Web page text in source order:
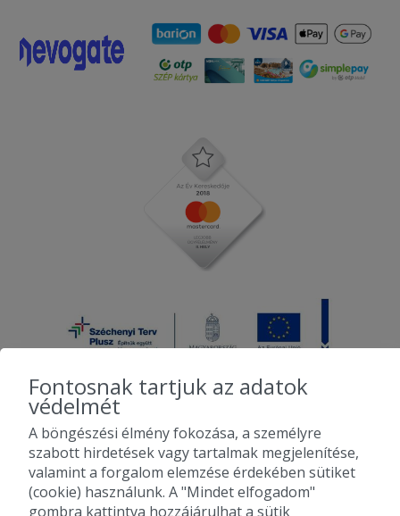
2010-2026 Copyright - Falatozz.hu - Diston-line Kft.
Pizza, gyros, hamburger, menük kedvező áron, egy helyen az összes
étterem ajánlata.
Fontosnak tartjuk az adatok
védelmét
A böngészési élmény fokozása, a személyre
szabott hirdetések vagy tartalmak megjelenítése,
valamint a forgalom elemzése érdekében sütiket
(cookie) használunk. A "Mindet elfogadom"
gombra kattintva hozzájárulhat a sütik